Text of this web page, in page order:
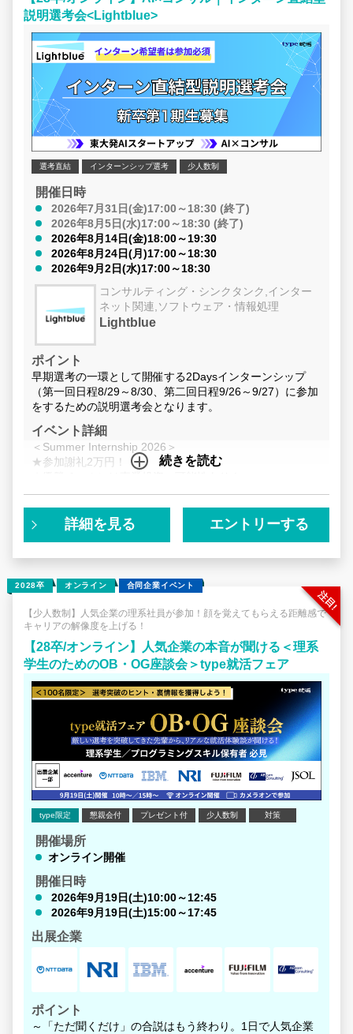
世界を変えています。
説明選考会<Lightblue>
選考直結 インターンシップ選考 少人数制
開催日時
2026年7月31日(金)17:00～18:30 (終了)
2026年8月5日(水)17:00～18:30 (終了)
2026年8月14日(金)18:00～19:30
2026年8月24日(月)17:00～18:30
2026年9月2日(水)17:00～18:30
コンサルティング・シンクタンク,インター
ネット関連,ソフトウェア・情報処理
Lightblue
ポイント
早期選考の一環として開催する2Daysインターンシップ
（第一回日程8/29～8/30、第二回日程9/26～9/27）に参加
をするための説明選考会となります。
イベント詳細
＜Summer Internship 2026＞
★参加謝礼2万円！
インターンシップでは、Lightblueが実際に抱える経営課題
をテーマに、経営分析や新規事業創出といった業務を体験
・生成AI領域の実際の経営課題を用いたワークに取り組ん
でもらいます
・東大博士出身のCEOやMorgan Stanley出身のCFOな
ど、プロフェッショナルな経営陣から直接フィードバック
が得られます
本年度のサマーインターンは、早期選考の一環として実施
いたします。
選考にて不合格となった場合も、秋以降のインターンシッ
プや本選考への再参加は可能となっております。
続きを読む
詳細を見る エントリーする
2028卒 オンライン 合同企業イベント
【少人数制】人気企業の理系社員が参加！顔を覚えてもらえる距離感で
キャリアの解像度を上げる！
【28卒/オンライン】人気企業の本音が聞ける＜理系
学生のためのOB・OG座談会＞type就活フェア
type限定 懇親会付 プレゼント付 少人数制 対策
開催場所
オンライン開催
開催日時
2026年9月19日(土)10:00～12:45
2026年9月19日(土)15:00～17:45
出展企業
ポイント
～「ただ聞くだけ」の合説はもう終わり。1日で人気企業